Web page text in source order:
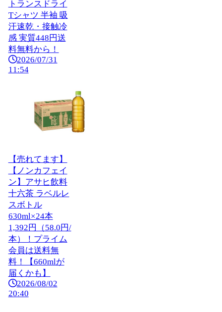
トランスドライ
Tシャツ 半袖 吸
汗速乾・接触冷
感 実質448円送
料無料から！
2026/07/31
11:54
【売れてます】
【ノンカフェイ
ン】アサヒ飲料
十六茶 ラベルレ
スボトル
630ml×24本
1,392円（58.0円/
本）！プライム
会員は送料無
料！【660mlが
届くかも】
2026/08/02
20:40